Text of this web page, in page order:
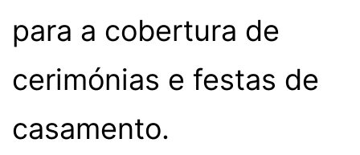
para a cobertura de
cerimónias e festas de
casamento.